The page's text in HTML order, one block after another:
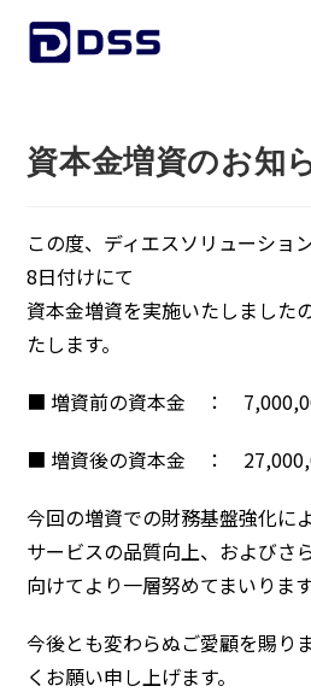
資本金増資のお知
この度、ディエスソリューショ
8日付けにて
資本金増資を実施いたしました
たします。
■ 増資前の資本金 ：
■ 増資後の資本金 ：
今回の増資での財務基盤強化によ
サービスの品質向上、およびさ
向けてより一層努めてまいります
今後とも変わらぬご愛顧を賜り
くお願い申し上げます。